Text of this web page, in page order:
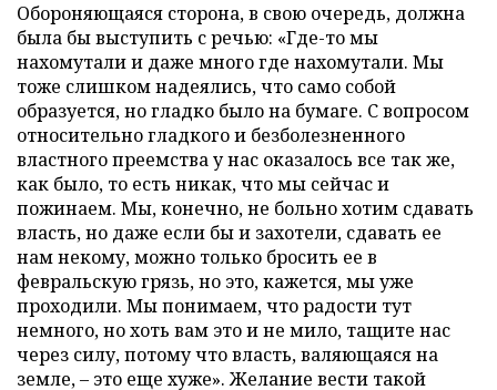
Обороняющаяся сторона, в свою очередь, должна
была бы выступить с речью: «Где-то мы
нахомутали и даже много где нахомутали. Мы
тоже слишком надеялись, что само собой
образуется, но гладко было на бумаге. С вопросом
относительно гладкого и безболезненного
властного преемства у нас оказалось все так же,
как было, то есть никак, что мы сейчас и
пожинаем. Мы, конечно, не больно хотим сдавать
власть, но даже если бы и захотели, сдавать ее
нам некому, можно только бросить ее в
февральскую грязь, но это, кажется, мы уже
проходили. Мы понимаем, что радости тут
немного, но хоть вам это и не мило, тащите нас
через силу, потому что власть, валяющаяся на
земле, – это еще хуже». Желание вести такой